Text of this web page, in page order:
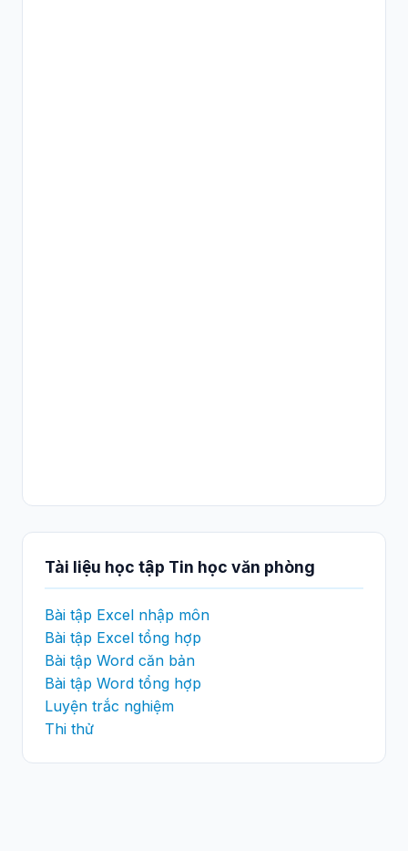
Tài liệu học tập Tin học văn phòng
Bài tập Excel nhập môn
Bài tập Excel tổng hợp
Bài tập Word căn bản
Bài tập Word tổng hợp
Luyện trắc nghiệm
Thi thử